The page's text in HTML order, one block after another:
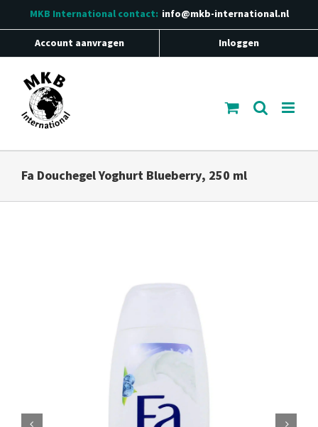
inhoud
MKB Internationalcontact: info@mkb-international.nl
Account aanvragen Inloggen
Fa Douchegel Yoghurt Blueberry, 250 ml